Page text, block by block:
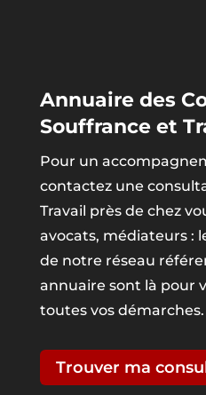
Annuaire des
Souffrance et
Pour un
contactez une
Travail près de chez
avocats, médiateurs :
de notre réseau
annuaire sont là pour
toutes vos démarches.
Trouver ma